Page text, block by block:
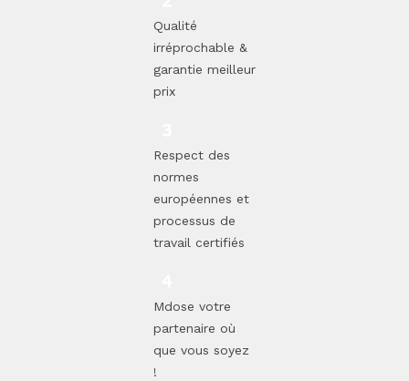
Qualité
irréprochable &
garantie meilleur
prix
Respect des
normes
européennes et
processus de
travail certifiés
Mdose votre
partenaire où
que vous soyez
!